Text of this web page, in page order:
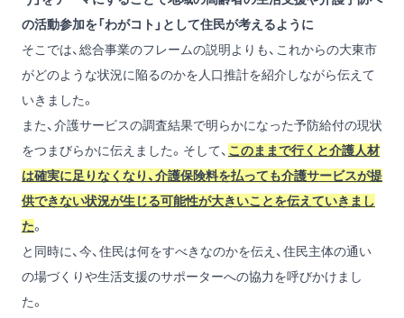
の活動参加を「わがコト」として住民が考えるように
そこでは、総合事業のフレームの説明よりも、これからの大東市
がどのような状況に陥るのかを人口推計を紹介しながら伝えて
いきました。
また、介護サービスの調査結果で明らかになった予防給付の現状
をつまびらかに伝えました。そして、 このままで行くと介護人材
は確実に足りなくなり、介護保険料を払っても介護サービスが提
供できない状況が生じる可能性が大きいことを伝えていきまし
た。
と同時に、今、住民は何をすべきなのかを伝え、住民主体の通い
の場づくりや生活支援のサポーターへの協力を呼びかけまし
た。